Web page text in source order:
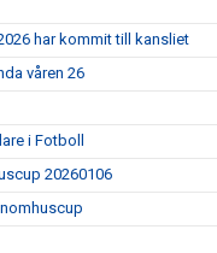
har kommit till kansliet
våren 26
i Fotboll
20260106